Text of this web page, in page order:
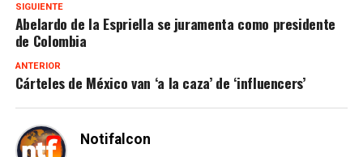
SIGUIENTE
Abelardo de la Espriella se juramenta como presidente
de Colombia
ANTERIOR
Cárteles de México van ‘a la caza’ de ‘influencers’
Notifalcon